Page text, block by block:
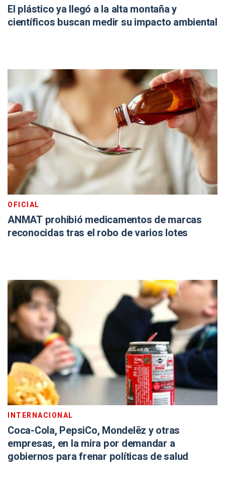
El plástico ya llegó a la alta montaña y
científicos buscan medir su impacto ambiental
OFICIAL
ANMAT prohibió medicamentos de marcas
reconocidas tras el robo de varios lotes
INTERNACIONAL
Coca-Cola, PepsiCo, Mondelēz y otras
empresas, en la mira por demandar a
gobiernos para frenar políticas de salud